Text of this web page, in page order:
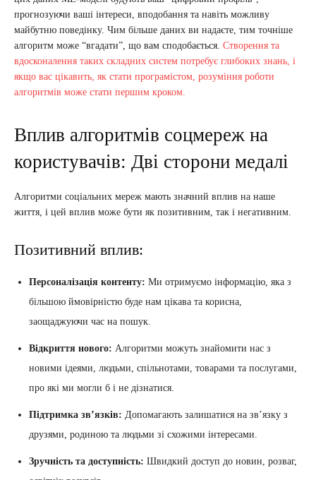
прогнозуючи ваші інтереси, вподобання та навіть можливу
майбутню поведінку. Чим більше даних ви надаєте, тим точніше
алгоритм може “вгадати”, що вам сподобається. Створення та
вдосконалення таких складних систем потребує глибоких знань, і
якщо вас цікавить, як стати програмістом, розуміння роботи
алгоритмів може стати першим кроком.
Вплив алгоритмів соцмереж на
користувачів: Дві сторони медалі
Алгоритми соціальних мереж мають значний вплив на наше
життя, і цей вплив може бути як позитивним, так і негативним.
Позитивний вплив:
Персоналізація контенту: Ми отримуємо інформацію, яка з
більшою ймовірністю буде нам цікава та корисна,
заощаджуючи час на пошук.
Відкриття нового: Алгоритми можуть знайомити нас з
новими ідеями, людьми, спільнотами, товарами та послугами,
про які ми могли б і не дізнатися.
Підтримка зв’язків: Допомагають залишатися на зв’язку з
друзями, родиною та людьми зі схожими інтересами.
Зручність та доступність: Швидкий доступ до новин, розваг,